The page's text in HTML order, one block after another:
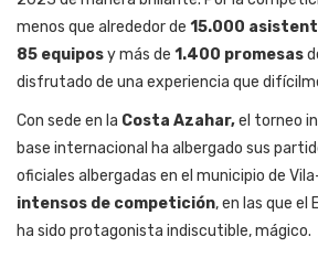
menos que alrededor de 15.000
85 equiposy más de 1.400 promesas
disfrutado de una experiencia que
Con sede en la Costa Azahar,el torneo
base internacional ha albergado sus
oficiales albergadas en el municipio de
intensos de competición, en las que el
ha sido protagonista indiscutible, mágico.